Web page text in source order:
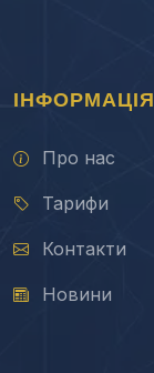
ІНФОРМАЦІЯ
Про нас
Тарифи
Контакти
Новини